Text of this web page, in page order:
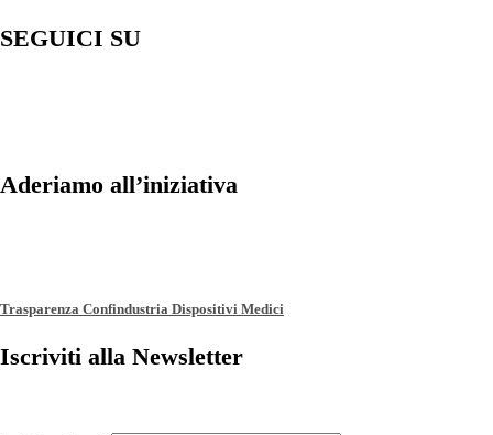
SEGUICI SU
Aderiamo all’iniziativa
Trasparenza Confindustria Dispositivi Medici
Iscriviti alla Newsletter